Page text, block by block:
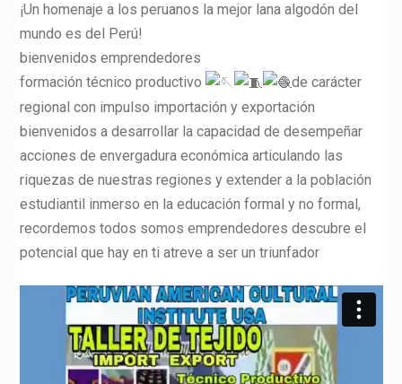
¡Un homenaje a los peruanos la mejor lana algodón del
mundo es del Perú!
bienvenidos emprendedores
formación técnico productivo
de carácter
regional con impulso importación y exportación
bienvenidos a desarrollar la capacidad de desempeñar
acciones de envergadura económica articulando las
riquezas de nuestras regiones y extender a la población
estudiantil inmerso en la educación formal y no formal,
recordemos todos somos emprendedores descubre el
potencial que hay en ti atreve a ser un triunfador